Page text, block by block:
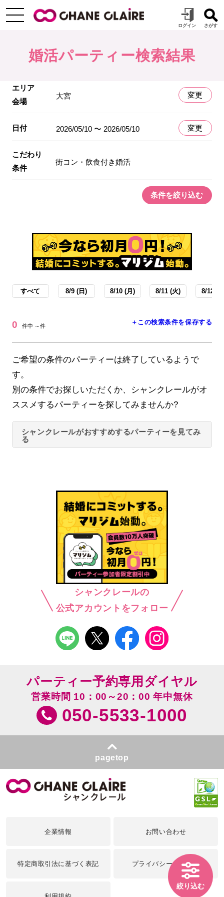
婚活パーティー検索結果
エリア
会場
大宮 変更
日付 2026/05/10 〜 2026/05/10 変更
こだわり
条件
街コン・飲食付き婚活
条件を絞り込む
すべて 8/9 (日) 8/10 (月) 8/11 (火) 8/12 (
0 件中 ～件 ＋この検索条件を保存する
ご希望の条件のパーティーは終了しているようで
す。
別の条件でお探しいただくか、シャンクレールがオ
ススメするパーティーを探してみませんか?
シャンクレールがおすすめするパーティーを見てみ
る
シャンクレールの
公式アカウントをフォロー
絞り込む
パーティー予約専用ダイヤル
営業時間 10：00～20：00 年中無休
050-5533-1000
pagetop
企業情報 お問い合わせ
特定商取引法に基づく表記 プライバシーポリシー